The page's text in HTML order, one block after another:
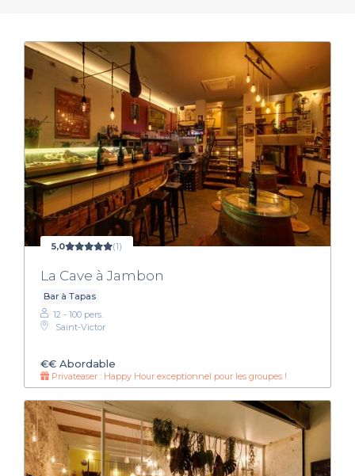
5,0 (1)
La Cave à Jambon
Bar à Tapas
12 - 100 pers.
Saint-Victor
€€ Abordable
Privateaser : Happy Hour exceptionnel pour les groupes !